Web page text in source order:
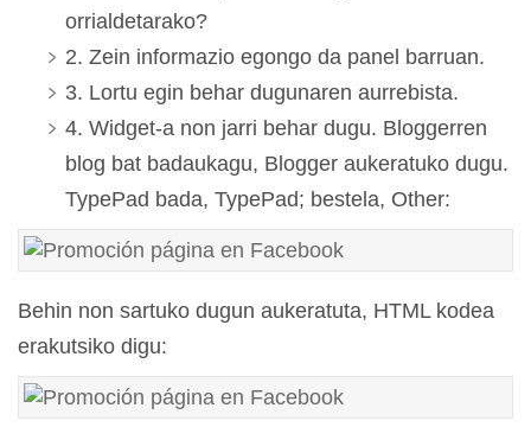
orrialdetarako?
2. Zein informazio egongo da panel barruan.
3. Lortu egin behar dugunaren aurrebista.
4. Widget-a non jarri behar dugu. Bloggerren
blog bat badaukagu, Blogger aukeratuko dugu.
TypePad bada, TypePad; bestela, Other:
Behin non sartuko dugun aukeratuta, HTML kodea
erakutsiko digu: